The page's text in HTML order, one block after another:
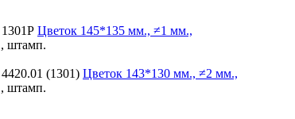
Цветок 145*135 мм., ≠1 мм.,
штамп.
(1301) Цветок 143*130 мм., ≠2 мм.,
штамп.